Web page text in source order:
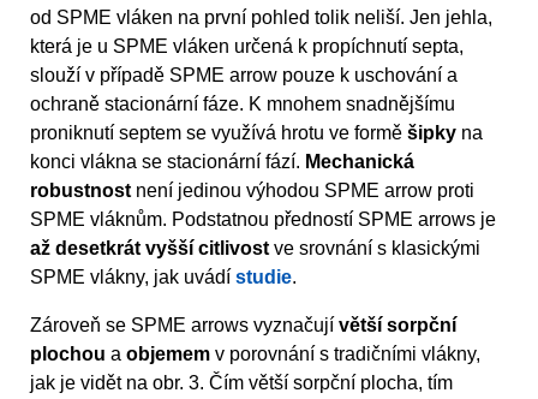
od SPME vláken na první pohled tolik neliší. Jen jehla,
která je u SPME vláken určená k propíchnutí septa,
slouží v případě SPME arrow pouze k uschování a
ochraně stacionární fáze. K mnohem snadnějšímu
proniknutí septem se využívá hrotu ve formě šipky na
konci vlákna se stacionární fází. Mechanická
robustnost není jedinou výhodou SPME arrow proti
SPME vláknům. Podstatnou předností SPME arrows je
až desetkrát vyšší citlivost ve srovnání s klasickými
SPME vlákny, jak uvádí studie.
Zároveň se SPME arrows vyznačují větší sorpční
plochou a objemem v porovnání s tradičními vlákny,
jak je vidět na obr. 3. Čím větší sorpční plocha, tím